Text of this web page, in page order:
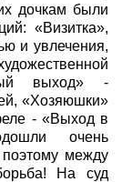
дочкам были
«Визитка»,
и увлечения,
выход» -
«Хозяюшки»
- «Выход в
очень
поэтому между
На суд